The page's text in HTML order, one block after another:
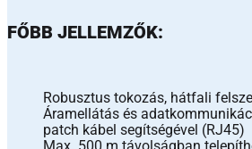
FŐBB JELLEMZŐK:
Robusztus tokozás, hátfali
Áramellátás és
patch kábel segítségével (RJ45)
Max. 500 m távolságban